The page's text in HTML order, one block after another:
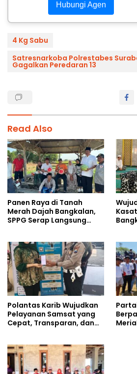
Hubungi Agen
4 Kg Sabu
Satresnarkoba Polrestabes
Gagalkan Peredaran 13
Read Also
Panen Raya di Tanah
Merah Dajah Bangkalan,
SPPG Serap Langsung
Polantas Karib Wujudkan
Pelayanan Samsat yang
Cepat, Transparan, dan